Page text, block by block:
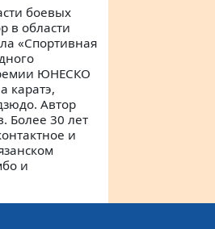
боевых
в области
«Спортивная
ЮНЕСКО
каратэ,
Автор
Более 30 лет
и
и